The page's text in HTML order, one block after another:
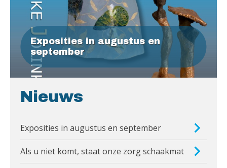
Exposities in augustus en
september
Nieuws
Exposities in augustus en september
Als u niet komt, staat onze zorg schaakmat